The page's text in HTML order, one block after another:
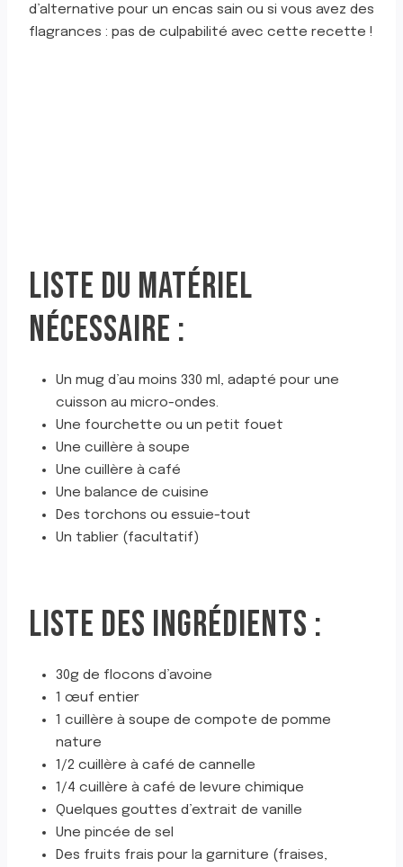
d’alternative pour un encas sain ou si vous avez des
flagrances : pas de culpabilité avec cette recette !
LISTE DU MATÉRIEL
NÉCESSAIRE :
Un mug d’au moins 330 ml, adapté pour une
cuisson au micro-ondes.
Une fourchette ou un petit fouet
Une cuillère à soupe
Une cuillère à café
Une balance de cuisine
Des torchons ou essuie-tout
Un tablier (facultatif)
LISTE DES INGRÉDIENTS :
30g de flocons d’avoine
1 œuf entier
1 cuillère à soupe de compote de pomme
nature
1/2 cuillère à café de cannelle
1/4 cuillère à café de levure chimique
Quelques gouttes d’extrait de vanille
Une pincée de sel
Des fruits frais pour la garniture (fraises,